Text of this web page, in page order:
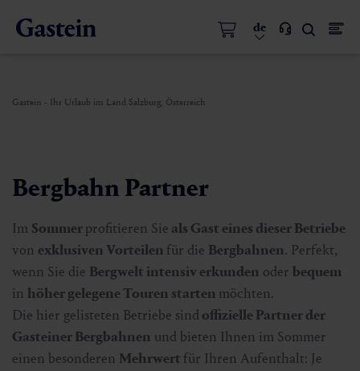
de
Gastein - Ihr Urlaub im Land Salzburg, Österreich
Bergbahn Partner
Im Sommerprofitieren Sie als Gast eines dieser Betriebe
von exklusiven Vorteilen für die Bergbahnen. Perfekt,
wenn Sie die Bergwelt intensiv erkunden oder bequem
in höher gelegene Touren starten möchten.
Die hier gelisteten Betriebe sind offizielle Partner der
Gasteiner Bergbahnen und bieten Ihnen im Sommer
einen besonderen Mehrwertfür Ihren Aufenthalt: Je